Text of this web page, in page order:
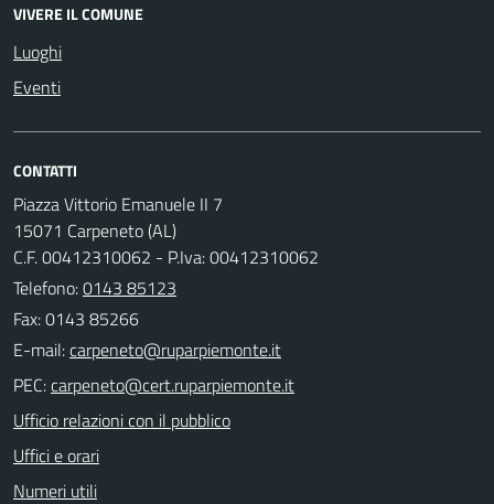
VIVERE IL COMUNE
Luoghi
Eventi
CONTATTI
Piazza Vittorio Emanuele II 7
15071 Carpeneto (AL)
C.F. 00412310062 - P.Iva: 00412310062
Telefono:0143 85123
Fax: 0143 85266
E-mail:
PEC:
Ufficio relazioni con il pubblico
Uffici e orari
Numeri utili